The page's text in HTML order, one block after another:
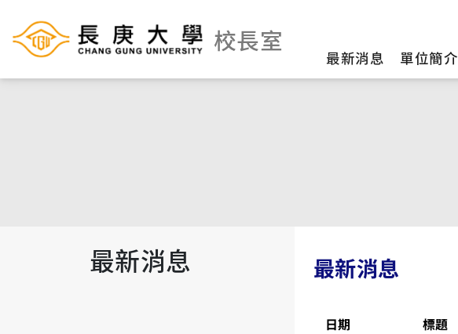
校長室
最新消息 單位簡介
最新消息 最新消息
日期 標題